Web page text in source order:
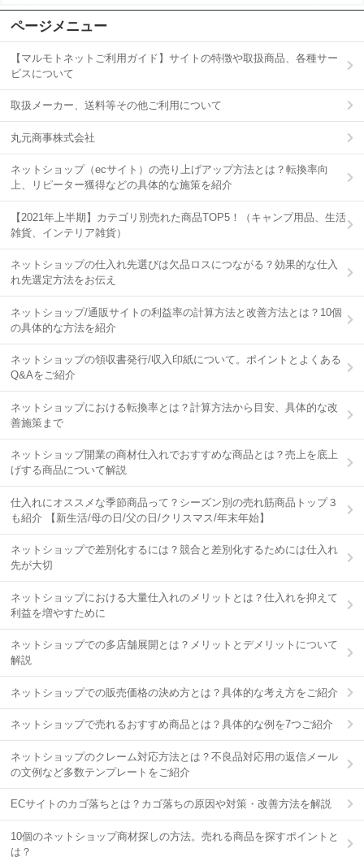
ページメニュー
【マルモトネットご利用ガイド】サイトの特徴や取扱商品、各種サー
ビスについて
取扱メーカー、送料等その他ご利用について
丸元商事株式会社
ネットショップ（ecサイト）の売り上げアップ方法とは？転換率向
上、リピーター獲得などの具体的な施策を紹介
【2021年上半期】カテゴリ別売れた商品TOP5！（キャンプ用品、生活
雑貨、インテリア雑貨）
ネットショップの仕入れ先選びは欠品ロスにつながる？効果的な仕入
れ先選定方法をお伝え
ネットショップ/通販サイトの利益率の計算方法と改善方法とは？10個
の具体的な方法を紹介
ネットショップの領収書発行/収入印紙について。ポイントとよくある
Q&Aをご紹介
ネットショップにおける転換率とは？計算方法から目安、具体的な改
善施策まで
ネットショップ開業の商材仕入れでおすすめな商品とは？売上を底上
げする商品について解説
仕入れにオススメな季節商品って？シーズン別の売れ筋商品トップ３
も紹介 【新生活/母の日/父の日/クリスマス/年末年始】
ネットショップで差別化するには？競合と差別化するためには仕入れ
先が大切
ネットショップにおける大量仕入れのメリットとは？仕入れを抑えて
利益を増やすために
ネットショップでの多店舗展開とは？メリットとデメリットについて
解説
ネットショップでの販売価格の決め方とは？具体的な考え方をご紹介
ネットショップで売れるおすすめ商品とは？具体的な例を7つご紹介
ネットショップのクレーム対応方法とは？不良品対応用の返信メール
の文例など多数テンプレートをご紹介
ECサイトのカゴ落ちとは？カゴ落ちの原因や対策・改善方法を解説
10個のネットショップ商材探しの方法。売れる商品を探すポイントと
は？